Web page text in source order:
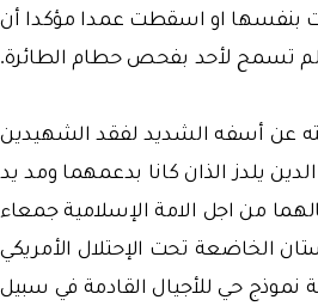
بنفسها او اسقطت عمدا مؤكدا أن
تسمح لأحد بفحص حطام الطائرة.
عن أسفه الشديد لفقد الشهيدين
يلدز الذان كانا بدعمهما ومد يد
من اجل الامة الإسلامية جمعاء
الخاضعة تحت الإحتلال الأمريكي
نموذج حي للأجيال القادمة في سبيل